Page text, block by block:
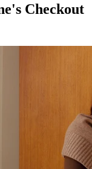
Checkout